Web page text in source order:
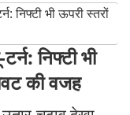
निफ्टी भी ऊपरी स्तरों
निफ्टी भी
की वजह